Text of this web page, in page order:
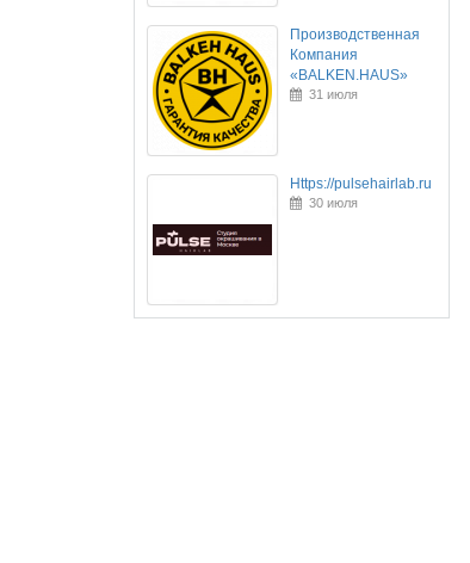
Производственная
Компания
«BALKEN.HAUS»
31 июля
Https://pulsehairlab.ru
30 июля